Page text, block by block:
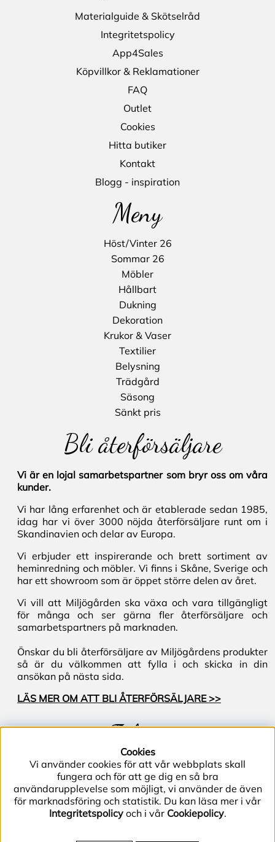
Materialguide & Skötselråd
Integritetspolicy
App4Sales
Köpvillkor & Reklamationer
FAQ
Outlet
Cookies
Hitta butiker
Kontakt
Blogg - inspiration
Meny
Höst/Vinter 26
Sommar 26
Möbler
Hållbart
Dukning
Dekoration
Krukor & Vaser
Textilier
Belysning
Trädgård
Säsong
Sänkt pris
Bli återförsäljare
Vi är en lojal samarbetspartner som bryr oss om våra
kunder.
Vi har lång erfarenhet och är etablerade sedan 1985,
idag har vi över 3000 nöjda återförsäljare runt om i
Skandinavien och delar av Europa.
Vi erbjuder ett inspirerande och brett sortiment av
heminredning och möbler. Vi finns i Skåne, Sverige och
har ett showroom som är öppet större delen av året.
Vi vill att Miljögården ska växa och vara tillgängligt
för många och ser gärna fler återförsäljare och
samarbetspartners på marknaden.
Önskar du bli återförsäljare av Miljögårdens produkter
så är du välkommen att fylla i och skicka in din
ansökan på nästa sida.
LÄS MER OM ATT BLI ÅTERFÖRSÄLJARE >>
Följ oss
Telefon (+46) 40–40 86 40 | E-post
Cookies
Vi använder cookies för att vår webbplats skall
fungera och för att ge dig en så bra
användarupplevelse som möjligt, vi använder de även
för marknadsföring och statistik. Du kan läsa mer i vår
Integritetspolicyoch i vår Cookiepolicy.